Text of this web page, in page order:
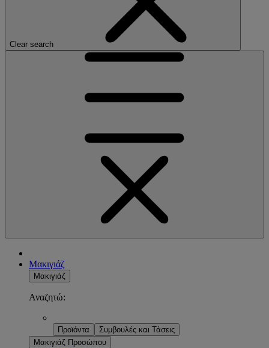
Clear search
Μακιγιάζ
Μακιγιάζ
Αναζητώ:
Προϊόντα
Συμβουλές και Τάσεις
Μακιγιάζ Προσώπου